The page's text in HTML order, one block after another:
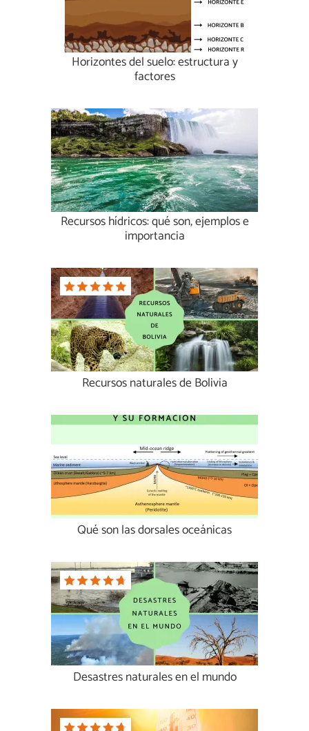
Horizontes del suelo: estructura y
factores
Recursos hídricos: qué son, ejemplos e
importancia
Recursos naturales de Bolivia
Qué son las dorsales oceánicas
Desastres naturales en el mundo